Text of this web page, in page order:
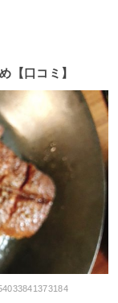
【口コミ】